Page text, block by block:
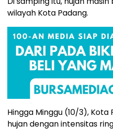
wilayah Kota Padang.
Hingga Minggu (10/3),
hujan dengan intensitas